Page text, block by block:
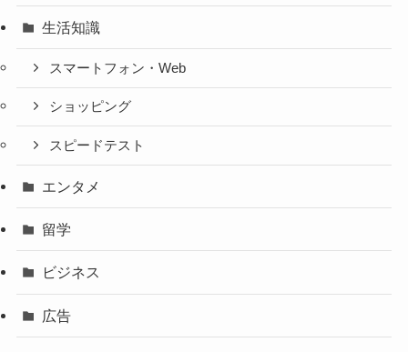
生活知識
スマートフォン・Web
ショッピング
スピードテスト
エンタメ
留学
ビジネス
広告